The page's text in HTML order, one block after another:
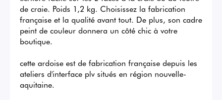
de craie. Poids 1,2 kg. Choisissez la fabrication
française et la qualité avant tout. De plus, son cadre
peint de couleur donnera un côté chic à votre
boutique.
cette ardoise est de fabrication française depuis les
ateliers d'interface plv situés en région nouvelle-
aquitaine.